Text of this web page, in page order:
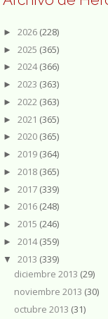
► 2026 (228)
► 2025 (365)
► 2024(366)
► 2023 (363)
► 2022 (363)
► 2021 (365)
► 2020 (365)
► 2019 (364)
► 2018 (365)
► 2017 (339)
► 2016 (248)
► 2015 (246)
► 2014(359)
▼ 2013 (339)
diciembre 2013 (29)
noviembre 2013 (30)
octubre 2013 (31)